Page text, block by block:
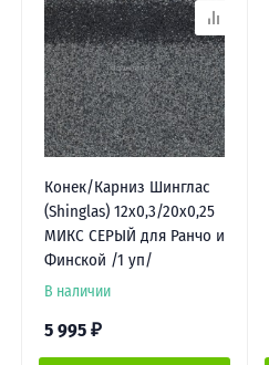
Конек/Карниз Шинглас
(Shinglas) 12х0,3/20х0,25
МИКС СЕРЫЙ для Ранчо и
Финской /1 уп/
В наличии
5 995 ₽